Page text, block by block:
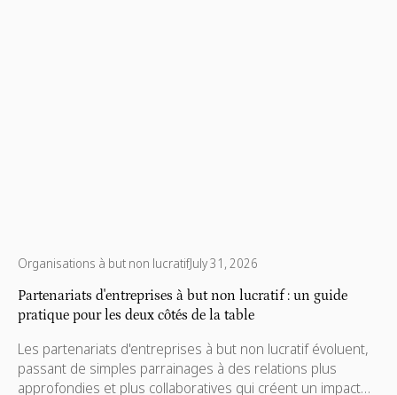
Organisations à but non lucratifJuly 31, 2026
Partenariats d'entreprises à but non lucratif : un guide
pratique pour les deux côtés de la table
Les partenariats d'entreprises à but non lucratif évoluent,
passant de simples parrainages à des relations plus
approfondies et plus collaboratives qui créent un impact